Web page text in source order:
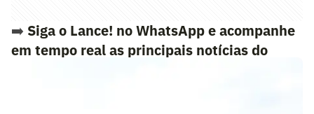
➡️ Siga o Lance! no WhatsApp e acompanhe
em tempo real as principais notícias do